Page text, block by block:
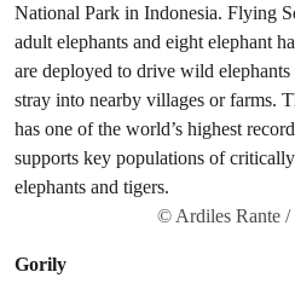
© Ardiles Rante /
Gorily